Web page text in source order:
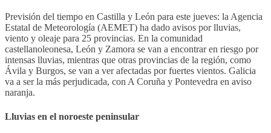
Previsión del tiempo en Castilla y León para este jueves: la Agencia
Estatal de Meteorología (AEMET) ha dado avisos por lluvias,
viento y oleaje para 25 provincias. En la comunidad
castellanoleonesa, León y Zamora se van a encontrar en riesgo por
intensas lluvias, mientras que otras provincias de la región, como
Ávila y Burgos, se van a ver afectadas por fuertes vientos. Galicia
va a ser la más perjudicada, con A Coruña y Pontevedra en aviso
naranja.
Lluvias en el noroeste peninsular